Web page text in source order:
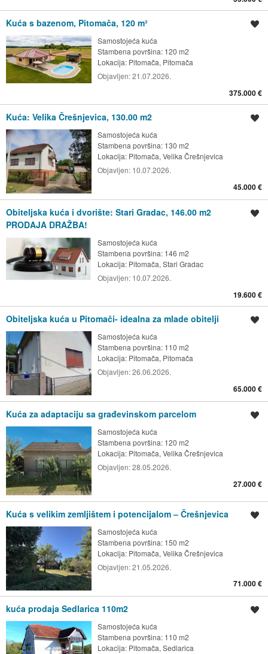
Kuća s bazenom, Pitomača, 120 m²
Samostojeća kuća
Stambena površina: 120 m2
Lokacija: Pitomača, Pitomača
Objavljen:21.07.2026.
375.000 €
Kuća: Velika Črešnjevica, 130.00 m2
Samostojeća kuća
Stambena površina: 130 m2
Lokacija: Pitomača, Velika Črešnjevica
Objavljen: 10.07.2026.
45.000 €
Obiteljska kuća i dvorište: Stari Gradac, 146.00 m2
PRODAJA DRAŽBA!
Samostojeća kuća
Stambena površina: 146 m2
Lokacija: Pitomača, Stari Gradac
Objavljen: 10.07.2026.
19.600 €
Obiteljska kuća u Pitomači- idealna za mlade obitelji
Samostojeća kuća
Stambena površina: 110 m2
Lokacija: Pitomača, Pitomača
Objavljen:26.06.2026.
65.000 €
Kuća za adaptaciju sa građevinskom parcelom
Samostojeća kuća
Stambena površina: 120 m2
Lokacija: Pitomača, Velika Črešnjevica
Objavljen:28.05.2026.
27.000 €
Kuća s velikim zemljištem i potencijalom – Črešnjevica
Samostojeća kuća
Stambena površina: 150 m2
Lokacija: Pitomača, Velika Črešnjevica
Objavljen:21.05.2026.
71.000 €
kuća prodaja Sedlarica 110m2
Samostojeća kuća
Stambena površina: 110 m2
Lokacija: Pitomača, Sedlarica